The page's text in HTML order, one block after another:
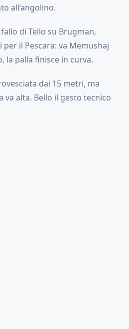
all’angolino.
fallo di Tello su Brugman,
il Pescara: va Memushaj
la palla finisce in curva.
dai 15 metri, ma
va alta. Bello il gesto tecnico